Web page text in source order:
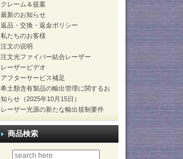
クレーム＆提案
最新のお知らせ
返品・交換・返金ポリシー
私たちのお客様
注文の说明
注文光ファイバー結合レーザー
レーザービデオ
アフターサービス補足
希土類含有製品の輸出管理に関するお
知らせ（2025年10月15日）
レーザー光源の新たな輸出規制要件
商品検索